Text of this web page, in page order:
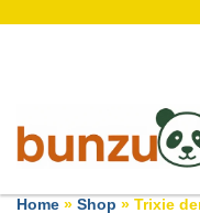
Home » Shop » Trixie